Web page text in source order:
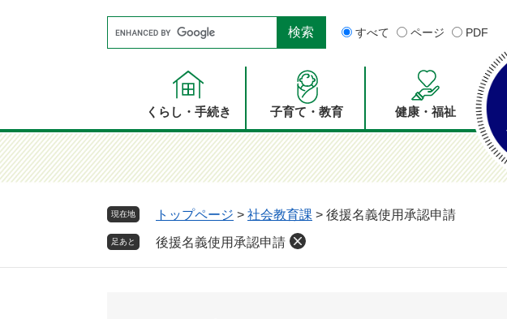
で
す。
ば
し
て
本
索
すべて ページ PDF
くらし・手続き 子育て・教育 健康・福祉
現在地 トップページ > 社会教育課 > 後援名義使用承認申請
足あと 後援名義使用承認申請